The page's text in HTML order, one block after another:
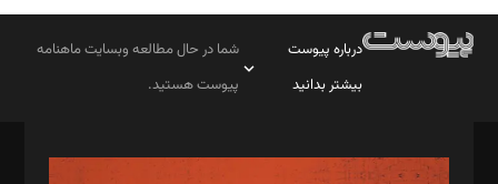
درباره پیوست
بیشتر بدانید
شما در حال مطالعه وبسایت ماهنامه
پیوست هستید.
مدیر مسئول: محمدباقر اثنی‌عشری